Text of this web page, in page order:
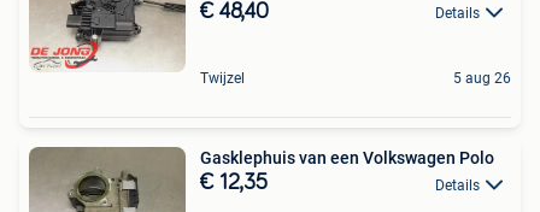
€ 48,40 Details
Twijzel 5 aug 26
Gasklephuis van een Volkswagen Polo
€ 12,35 Details